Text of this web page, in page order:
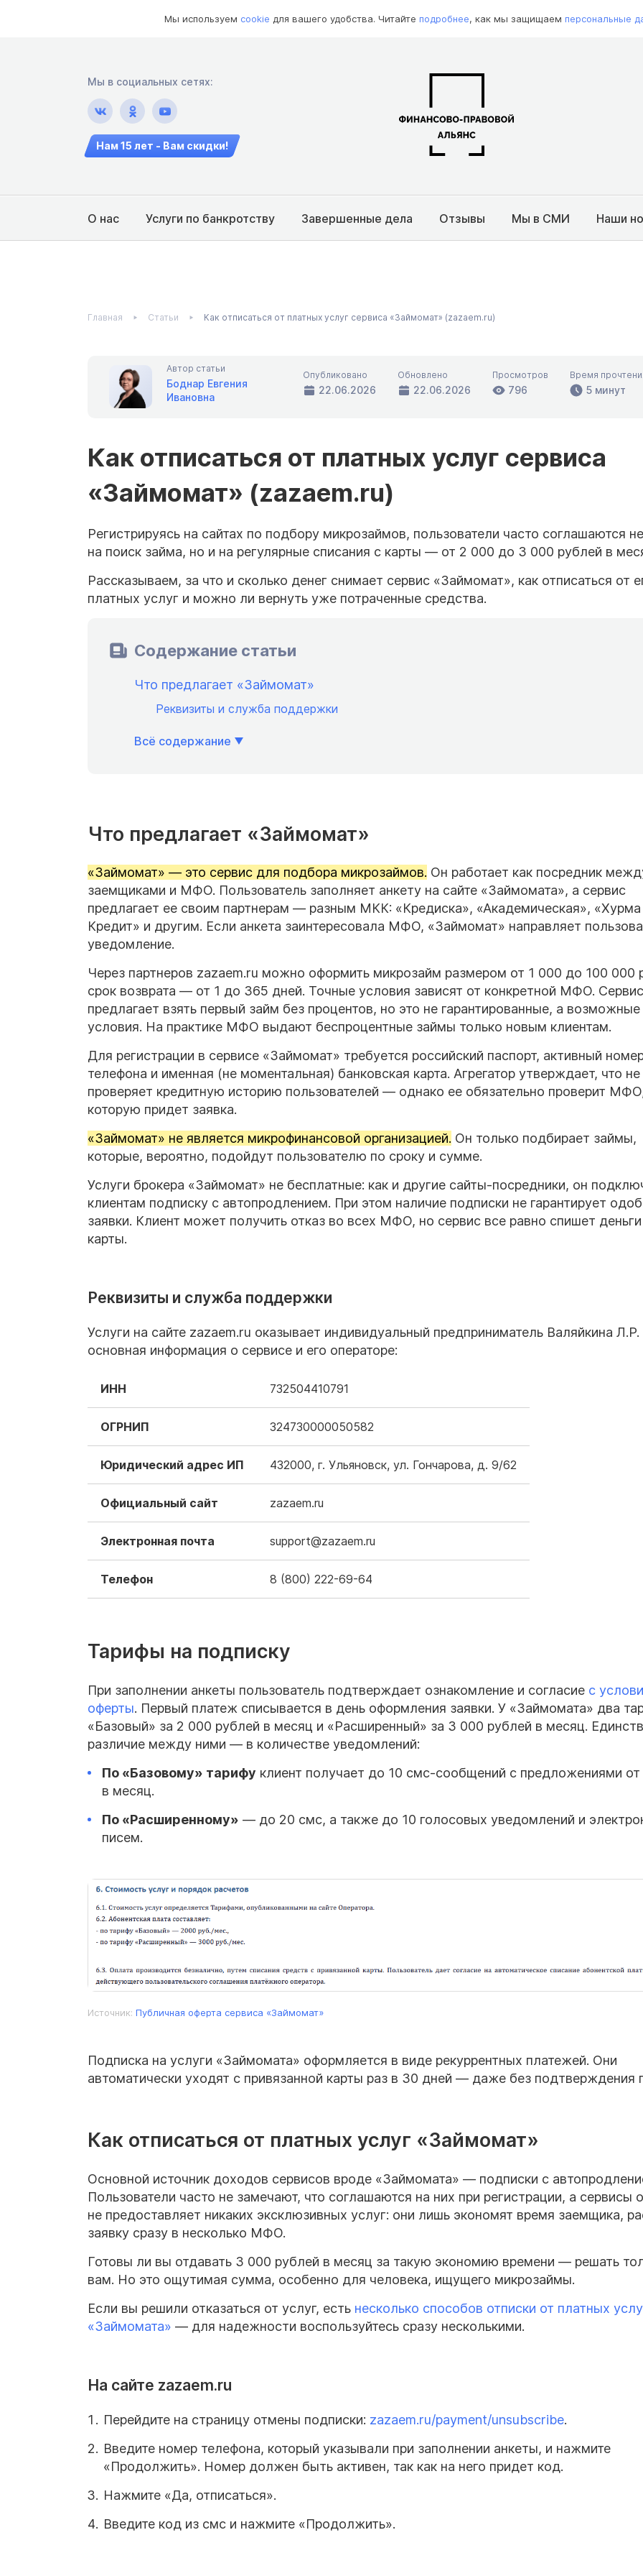
Мы используем cookie для вашего удобства. Читайте подробнее, как мы защищаем персональные
Мы в социальных сетях:
Нам 15 лет - Вам скидки!
О нас Услуги по банкротству Завершенные дела Отзывы Мы в СМИ Наши
Главная Статьи Как отписаться от платных услуг сервиса «Займомат» (zazaem.ru)
Автор статьи
Боднар Евгения
Ивановна
Опубликовано
22.06.2026
Обновлено
22.06.2026
Просмотров
796
Время
5 минут
Как отписаться от платных услуг сервиса
«Займомат» (zazaem.ru)
Регистрируясь на сайтах по подбору микрозаймов, пользователи часто соглашаются
на поиск займа, но и на регулярные списания с карты — от 2 000 до 3 000 рублей в
Рассказываем, за что и сколько денег снимает сервис «Займомат», как отписаться от
платных услуг и можно ли вернуть уже потраченные средства.
Содержание статьи
Что предлагает «Займомат»
Реквизиты и служба поддержки
Всё содержание
Что предлагает «Займомат»
«Займомат» — это сервис для подбора микрозаймов. Он работает как посредник
заемщиками и МФО. Пользователь заполняет анкету на сайте «Займомата», а сервис
предлагает ее своим партнерам — разным МКК: «Кредиска», «Академическая», «Хурма
Кредит» и другим. Если анкета заинтересовала МФО, «Займомат» направляет
уведомление.
Через партнеров zazaem.ru можно оформить микрозайм размером от 1 000 до 100 000
срок возврата — от 1 до 365 дней. Точные условия зависят от конкретной МФО. Сервис
предлагает взять первый займ без процентов, но это не гарантированные, а возможные
условия. На практике МФО выдают беспроцентные займы только новым клиентам.
Для регистрации в сервисе «Займомат» требуется российский паспорт, активный
телефона и именная (не моментальная) банковская карта. Агрегатор утверждает, что не
проверяет кредитную историю пользователей — однако ее обязательно проверит
которую придет заявка.
«Займомат» не является микрофинансовой организацией. Он только подбирает займы,
которые, вероятно, подойдут пользователю по сроку и сумме.
Услуги брокера «Займомат» не бесплатные: как и другие сайты-посредники, он
клиентам подписку с автопродлением. При этом наличие подписки не гарантирует
заявки. Клиент может получить отказ во всех МФО, но сервис все равно спишет
карты.
Реквизиты и служба поддержки
Услуги на сайте zazaem.ru оказывает индивидуальный предприниматель Валяйкина
основная информация о сервисе и его операторе:
ИНН 732504410791
ОГРНИП 324730000050582
Юридический адрес ИП 432000, г. Ульяновск, ул. Гончарова, д. 9/62
Официальный сайт zazaem.ru
Электронная почта support@zazaem.ru
Телефон 8 (800) 222-69-64
Тарифы на подписку
При заполнении анкеты пользователь подтверждает ознакомление и согласие с
оферты. Первый платеж списывается в день оформления заявки. У «Займомата» два
«Базовый» за 2 000 рублей в месяц и «Расширенный» за 3 000 рублей в месяц.
различие между ними — в количестве уведомлений:
По «Базовому» тарифу клиент получает до 10 смс-сообщений с предложениями
в месяц.
По «Расширенному» — до 20 смс, а также до 10 голосовых уведомлений и
писем.
Источник: Публичная оферта сервиса «Займомат»
Подписка на услуги «Займомата» оформляется в виде рекуррентных платежей. Они
автоматически уходят с привязанной карты раз в 30 дней — даже без подтверждения
Как отписаться от платных услуг «Займомат»
Основной источник доходов сервисов вроде «Займомата» — подписки с
Пользователи часто не замечают, что соглашаются на них при регистрации, а сервисы
не предоставляет никаких эксклюзивных услуг: они лишь экономят время заемщика,
заявку сразу в несколько МФО.
Готовы ли вы отдавать 3 000 рублей в месяц за такую экономию времени — решать
вам. Но это ощутимая сумма, особенно для человека, ищущего микрозаймы.
Если вы решили отказаться от услуг, есть несколько способов отписки от платных
«Займомата» — для надежности воспользуйтесь сразу несколькими.
На сайте zazaem.ru
Перейдите на страницу отмены подписки: zazaem.ru/payment/unsubscribe.
Введите номер телефона, который указывали при заполнении анкеты, и нажмите
«Продолжить». Номер должен быть активен, так как на него придет код.
Нажмите «Да, отписаться».
Введите код из смс и нажмите «Продолжить».